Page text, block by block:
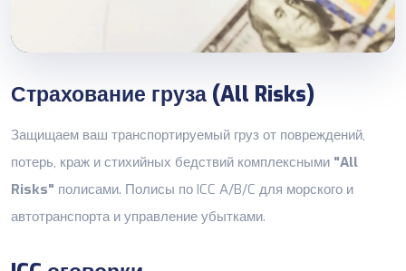
Страхование груза (All Risks)
Защищаем ваш транспортируемый груз от повреждений,
потерь, краж и стихийных бедствий комплексными "All
Risks" полисами. Полисы по ICC A/B/C для морского и
автотранспорта и управление убытками.